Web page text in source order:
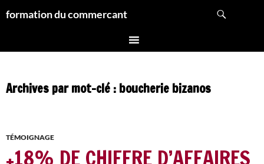
auformation du commercant
Archives par mot-clé : boucherie bizanos
TÉMOIGNAGE
+18% DE CHIFFRE D’AFFAIRES